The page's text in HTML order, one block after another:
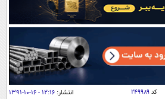
آب و هوا
اوقات شرعی
سواد زندگی
اقتصاد
کد۲۴۹۹۸۹ انتشار: ۱۲:۱۶ - ۱۶-۱۰-۱۳۹۱